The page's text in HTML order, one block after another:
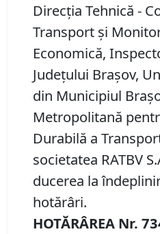
Direcţia Tehnică -
Transport şi
Economică,
Judeţului Braşov,
din Municipiul
Metropolitană
Durabilă a
societatea RATBV
ducerea la
hotărâri.
HOTĂRÂREA Nr.